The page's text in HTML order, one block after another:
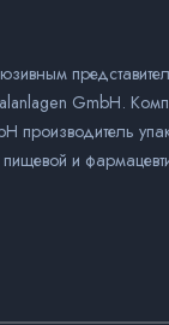
GmbH.
производитель
и